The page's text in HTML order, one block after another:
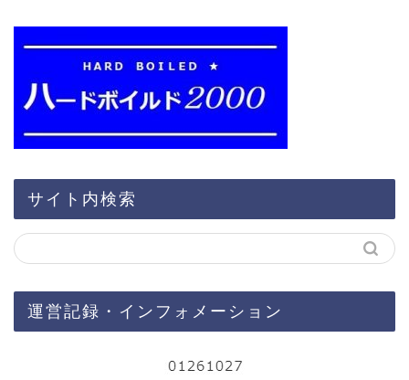
サイト内検索
運営記録・インフォメーション